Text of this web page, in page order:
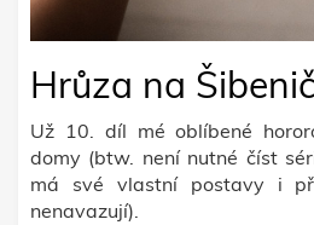
Hrůza na
Už 10. díl mé oblíbené
domy (btw. není nutné číst
má své vlastní postavy i
nenavazují).